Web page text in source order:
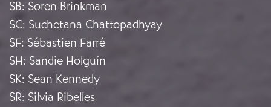
SB: Soren Brinkman
SC: Suchetana Chattopadhyay
SF: Sébastien Farré
SH: Sandie Holguín
SK: Sean Kennedy
SR: Silvia Ribelles